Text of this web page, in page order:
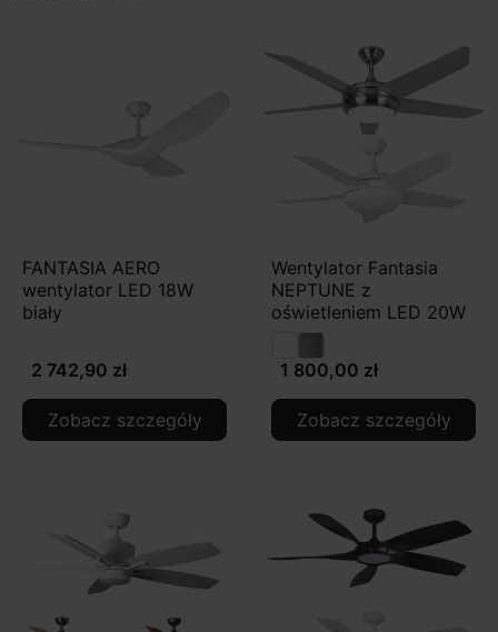
FANTASIA AERO
wentylator LED 18W
biały
2 742,90 zł
Zobacz szczegóły
Wentylator Fantasia
NEPTUNE z
oświetleniem LED 20W
1 800,00 zł
Zobacz szczegóły